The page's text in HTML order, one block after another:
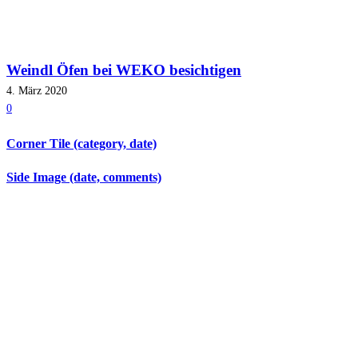
Weindl Öfen bei WEKO besichtigen
4. März 2020
0
Corner Tile (category, date)
Side Image (date, comments)